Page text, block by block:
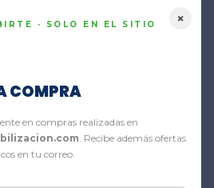
×
· SOLO EN EL SITIO
COMPRA
en compras realizadas en
. Recibe además ofertas
en tu correo.
con brocha o
seco y bajo techo.
el producto